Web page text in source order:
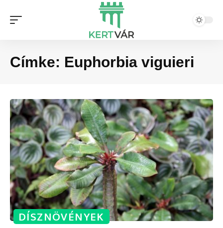
Címke: Euphorbia viguieri
DÍSZNÖVÉNYEK